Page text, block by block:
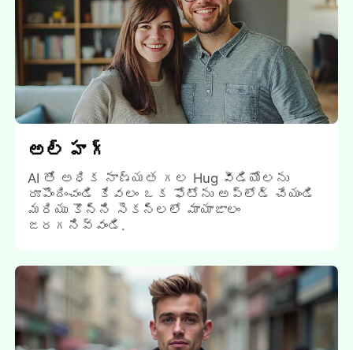
అల్ హగ్
AI తో అధిక నాణ్యత గల Hug వీడియోలను
రూపొందించండి కేవలం ఒక ఫోటోను అప్లోడ్ చేయండి
మరియు కొన్ని సెకన్లలో మాయాజాలం
జరగనివ్వండి.